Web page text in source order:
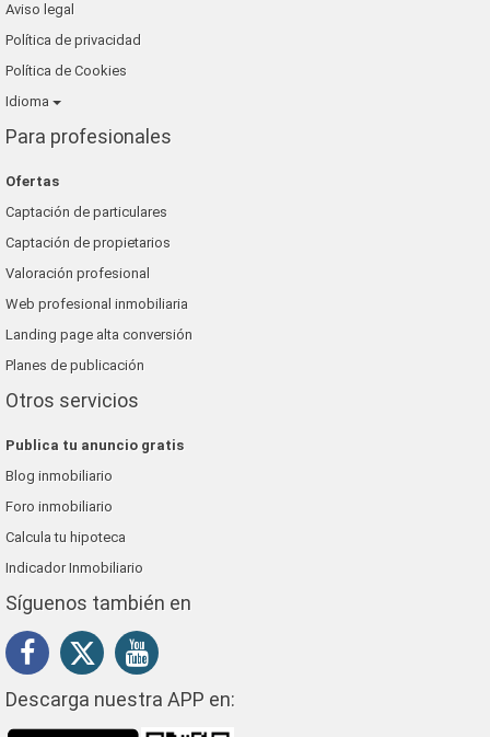
Aviso legal
Política de privacidad
Política de Cookies
Idioma
Para profesionales
Ofertas
Captación de particulares
Captación de propietarios
Valoración profesional
Web profesional inmobiliaria
Landing page alta conversión
Planes de publicación
Otros servicios
Publica tu anuncio gratis
Blog inmobiliario
Foro inmobiliario
Calcula tu hipoteca
Indicador Inmobiliario
Síguenos también en
Descarga nuestra APP en: